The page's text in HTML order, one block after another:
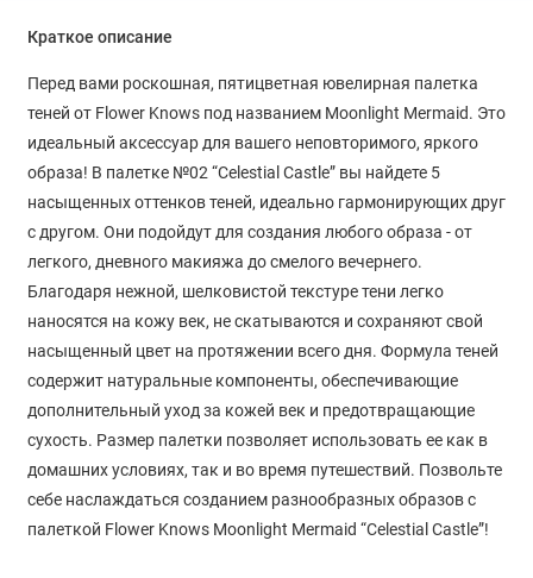
Краткое описание
Перед вами роскошная, пятицветная ювелирная палетка
теней от Flower Knows под названием Moonlight Mermaid. Это
идеальный аксессуар для вашего неповторимого, яркого
образа! В палетке №02 “Celestial Castle” вы найдете 5
насыщенных оттенков теней, идеально гармонирующих друг
с другом. Они подойдут для создания любого образа - от
легкого, дневного макияжа до смелого вечернего.
Благодаря нежной, шелковистой текстуре тени легко
наносятся на кожу век, не скатываются и сохраняют свой
насыщенный цвет на протяжении всего дня. Формула теней
содержит натуральные компоненты, обеспечивающие
дополнительный уход за кожей век и предотвращающие
сухость. Размер палетки позволяет использовать ее как в
домашних условиях, так и во время путешествий. Позвольте
себе наслаждаться созданием разнообразных образов с
палеткой Flower Knows Moonlight Mermaid “Celestial Castle”!